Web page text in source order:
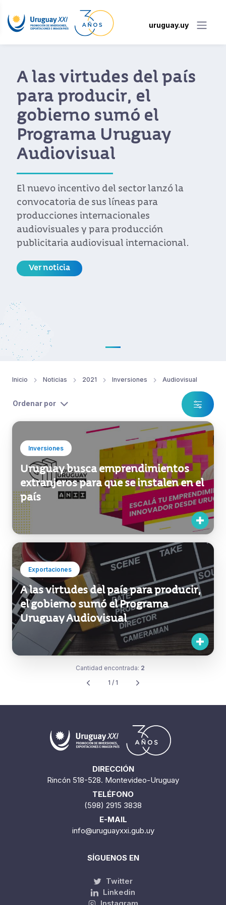
uruguay.uy
A las virtudes del país
para producir, el
gobierno sumó el
Programa Uruguay
Audiovisual
El nuevo incentivo del sector lanzó la
convocatoria de sus líneas para
producciones internacionales
audiovisuales y para producción
publicitaria audiovisual internacional.
Ver noticia
Inicio Noticias 2021 Inversiones Audiovisual
Ordenar por
Inversiones
Uruguay busca emprendimientos
extranjeros para que se instalen en el
país
Exportaciones
A las virtudes del país para producir,
el gobierno sumó el Programa
Uruguay Audiovisual
Cantidad encontrada: 2
1 / 1
DIRECCIÓN
Rincón 518-528. Montevideo-Uruguay
TELÉFONO
(598) 2915 3838
E-MAIL
info@uruguayxxi.gub.uy
SÍGUENOS EN
Twitter
Linkedin